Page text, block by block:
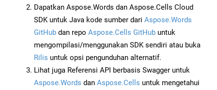
Dapatkan Aspose.Words dan Aspose.Cells Cloud
SDK untuk Java kode sumber dari Aspose.Words
GitHub dan repo Aspose.Cells GitHub untuk
mengompilasi/menggunakan SDK sendiri atau buka
Rilis untuk opsi pengunduhan alternatif.
Lihat juga Referensi API berbasis Swagger untuk
Aspose.Words dan Aspose.Cells untuk mengetahui